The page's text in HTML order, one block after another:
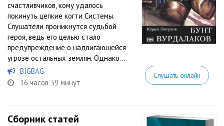
счастливчиков, кому удалось
покинуть цепкие когти Системы.
Слушатели проникнутся судьбой
героя, ведь его целью стало
предупреждение о надвигающейся
угрозе остальных землян. Однако...
BIGBAG
16 часов 39 минут
Слушать онлайн
Сборник статей